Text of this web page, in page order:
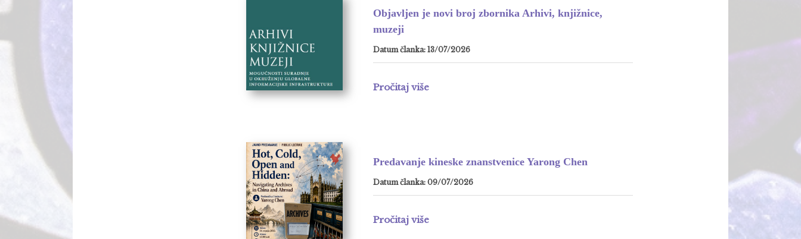
Objavljen je novi broj zbornika Arhivi, knjižnice,
muzeji
Datum članka: 13/07/2026
Pročitaj više
Predavanje kineske znanstvenice Yarong Chen
Datum članka: 09/07/2026
Pročitaj više